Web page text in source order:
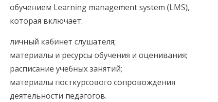
обучением Learning management system (LMS),
которая включает:
личный кабинет слушателя;
материалы и ресурсы обучения и оценивания;
расписание учебных занятий;
материалы посткурсового сопровождения
деятельности педагогов.